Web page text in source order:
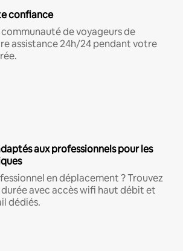
confiance
de voyageurs de
assistance 24h/24 pendant votre
aux professionnels pour les
en déplacement ? Trouvez
avec accès wifi haut débit et
dédiés.